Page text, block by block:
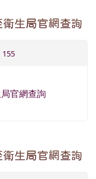
生局官網查詢
155
官網查詢
生局官網查詢